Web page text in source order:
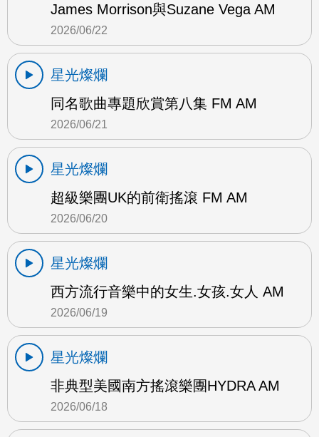
James Morrison與Suzane Vega AM
2026/06/22
星光燦爛
同名歌曲專題欣賞第八集 FM AM
2026/06/21
星光燦爛
超級樂團UK的前衛搖滾 FM AM
2026/06/20
星光燦爛
西方流行音樂中的女生.女孩.女人 AM
2026/06/19
星光燦爛
非典型美國南方搖滾樂團HYDRA AM
2026/06/18